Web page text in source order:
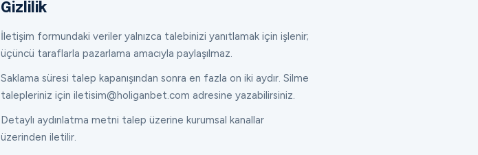
Gizlilik
İletişim formundaki veriler yalnızca talebinizi yanıtlamak için işlenir;
üçüncü taraflarla pazarlama amacıyla paylaşılmaz.
Saklama süresi talep kapanışından sonra en fazla on iki aydır. Silme
talepleriniz için iletisim@holiganbet.com adresine yazabilirsiniz.
Detaylı aydınlatma metni talep üzerine kurumsal kanallar
üzerinden iletilir.